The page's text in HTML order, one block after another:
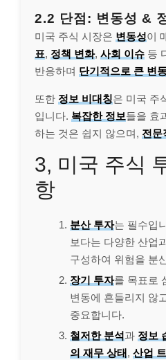
2.2 단점: 변동성 &
미국 주식 시장은 변동성이
표, 정책 변화, 사회 이슈 등
반응하며 단기적으로 큰 변
또한 정보 비대칭은 미국 주
입니다. 복잡한 정보들을 효
하는 것은 쉽지 않으며, 전문
3, 미국 주식
항
분산 투자는 필수입
보다는 다양한 산업
구성하여 위험을 분
장기 투자를 목표로
변동에 흔들리지 않
중요합니다.
철저한 분석과 정보
의 재무 상태, 산업